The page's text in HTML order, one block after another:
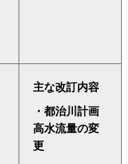
主な改訂内容
・都治川計画
高水流量の変
更